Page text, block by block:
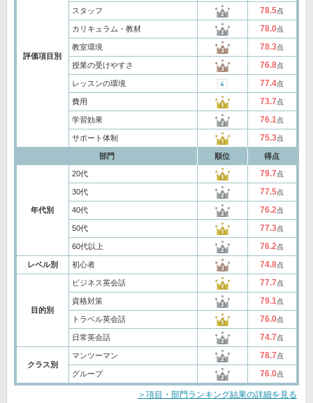
評価項目別
スタッフ 78.5点
カリキュラム・教材 78.0点
教室環境 78.3点
授業の受けやすさ 76.8点
レッスンの環境 77.4点
費用 73.7点
学習効果 76.1点
サポート体制 75.3点
部門 順位 得点
年代別
20代 79.7点
30代 77.5点
40代 76.2点
50代 77.3点
60代以上 76.2点
レベル別 初心者 74.8点
目的別
ビジネス英会話 77.7点
資格対策 79.1点
トラベル英会話 76.0点
日常英会話 74.7点
クラス別
マンツーマン 78.7点
グループ 76.0点
＞項目・部門ランキング結果の詳細を見る